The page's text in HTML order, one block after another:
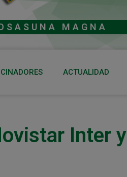
MAGNA
ACTUALIDAD
Inter y